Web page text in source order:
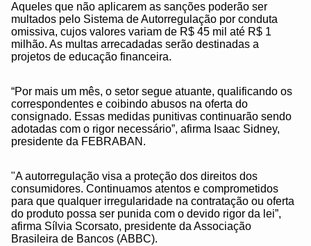
Aqueles que não aplicarem as sanções poderão ser
multados pelo Sistema de Autorregulação por conduta
omissiva, cujos valores variam de R$ 45 mil até R$ 1
milhão. As multas arrecadadas serão destinadas a
projetos de educação financeira.
“Por mais um mês, o setor segue atuante, qualificando os
correspondentes e coibindo abusos na oferta do
consignado. Essas medidas punitivas continuarão sendo
adotadas com o rigor necessário”, afirma Isaac Sidney,
presidente da FEBRABAN.
"A autorregulação visa a proteção dos direitos dos
consumidores. Continuamos atentos e comprometidos
para que qualquer irregularidade na contratação ou oferta
do produto possa ser punida com o devido rigor da lei”,
afirma Sílvia Scorsato, presidente da Associação
Brasileira de Bancos (ABBC).